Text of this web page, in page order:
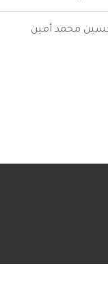
حسين محمد أمين